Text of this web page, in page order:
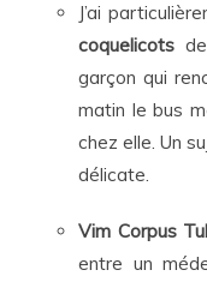
J’ai
coquelicots
garçon qui
matin le bus
chez elle. Un
délicate.
Vim Corpus
entre un